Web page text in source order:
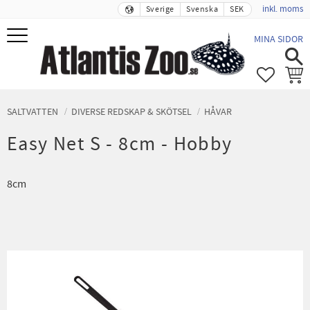
Meny
Sverige Svenska SEK inkl. moms
MINA SIDOR
SALTVATTEN DIVERSE REDSKAP & SKÖTSEL HÅVAR
Easy Net S - 8cm - Hobby
8cm